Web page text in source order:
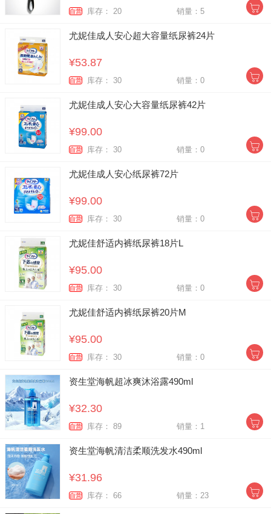
自营 库存： 20 销量：5
尤妮佳成人安心超大容量纸尿裤24片
¥53.87
自营 库存： 30 销量：0
尤妮佳成人安心大容量纸尿裤42片
¥99.00
自营 库存： 30 销量：0
尤妮佳成人安心纸尿裤72片
¥99.00
自营 库存： 30 销量：0
尤妮佳舒适内裤纸尿裤18片L
¥95.00
自营 库存： 30 销量：0
尤妮佳舒适内裤纸尿裤20片M
¥95.00
自营 库存： 30 销量：0
资生堂海帆超冰爽沐浴露490ml
¥32.30
自营 库存： 89 销量：1
资生堂海帆清洁柔顺洗发水490ml
¥31.96
自营 库存： 66 销量：23